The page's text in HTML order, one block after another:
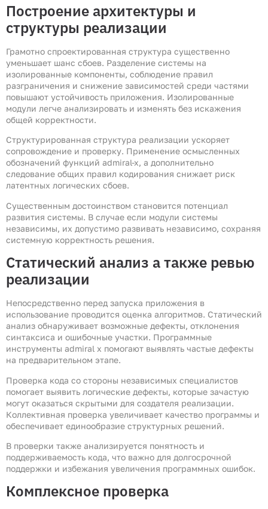
Построение архитектуры и
структуры реализации
Грамотно спроектированная структура существенно
уменьшает шанс сбоев. Разделение системы на
изолированные компоненты, соблюдение правил
разграничения и снижение зависимостей среди частями
повышают устойчивость приложения. Изолированные
модули легче анализировать и изменять без искажения
общей корректности.
Структурированная структура реализации ускоряет
сопровождение и проверку. Применение осмысленных
обозначений функций admiral-x, а дополнительно
следование общих правил кодирования снижает риск
латентных логических сбоев.
Существенным достоинством становится потенциал
развития системы. В случае если модули системы
независимы, их допустимо развивать независимо, сохраняя
системную корректность решения.
Статический анализ а также ревью
реализации
Непосредственно перед запуска приложения в
использование проводится оценка алгоритмов. Статический
анализ обнаруживает возможные дефекты, отклонения
синтаксиса и ошибочные участки. Программные
инструменты admiral x помогают выявлять частые дефекты
на предварительном этапе.
Проверка кода со стороны независимых специалистов
помогает выявить логические дефекты, которые зачастую
могут оказаться скрытыми для создателя реализации.
Коллективная проверка увеличивает качество программы и
обеспечивает единообразие структурных решений.
В проверки также анализируется понятность и
поддерживаемость кода, что важно для долгосрочной
поддержки и избежания увеличения программных ошибок.
Комплексное проверка